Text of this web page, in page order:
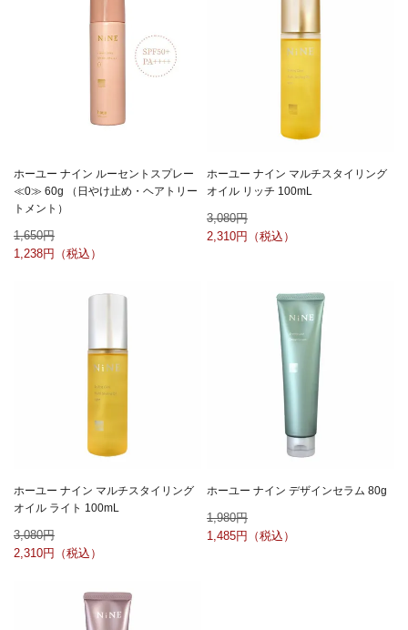
ホーユー ナイン ルーセントスプレー
≪0≫ 60g （日やけ止め・ヘアトリー
トメント）
1,650
1,238
ホーユー ナイン マルチスタイリング
オイル リッチ 100mL
3,080
2,310
ホーユー ナイン マルチスタイリング
オイル ライト 100mL
3,080
2,310
ホーユー ナイン デザインセラム 80g
1,980
1,485